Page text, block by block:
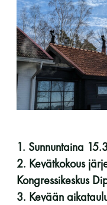
-Naisten
-Miesten
-Kuukauden
1. Sunnuntaina
2. Kevätkokous
Kongressikeskus
3. Kevään